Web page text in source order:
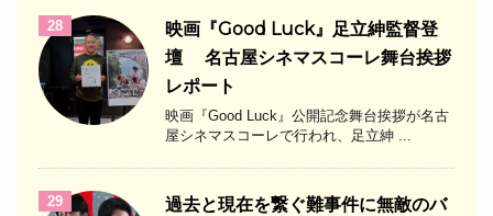
28
映画『Good Luck』足立紳監督登
壇 名古屋シネマスコーレ舞台挨拶
レポート
映画『Good Luck』公開記念舞台挨拶が名古
屋シネマスコーレで行われ、足立紳 ...
29
過去と現在を繋ぐ難事件に無敵のバ